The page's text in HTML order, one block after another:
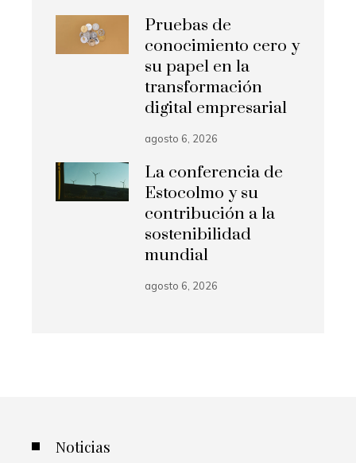
Pruebas de
conocimiento cero y
su papel en la
transformación
digital empresarial
agosto 6, 2026
La conferencia de
Estocolmo y su
contribución a la
sostenibilidad
mundial
agosto 6, 2026
Noticias